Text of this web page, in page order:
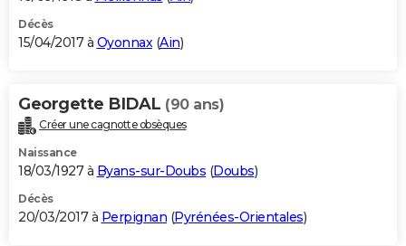
Décès
15/04/2017 à Oyonnax(Ain)
Georgette BIDAL (90 ans)
Créer une cagnotte obsèques
Naissance
18/03/1927 à Byans-sur-Doubs (Doubs)
Décès
20/03/2017 à Perpignan (Pyrénées-Orientales)